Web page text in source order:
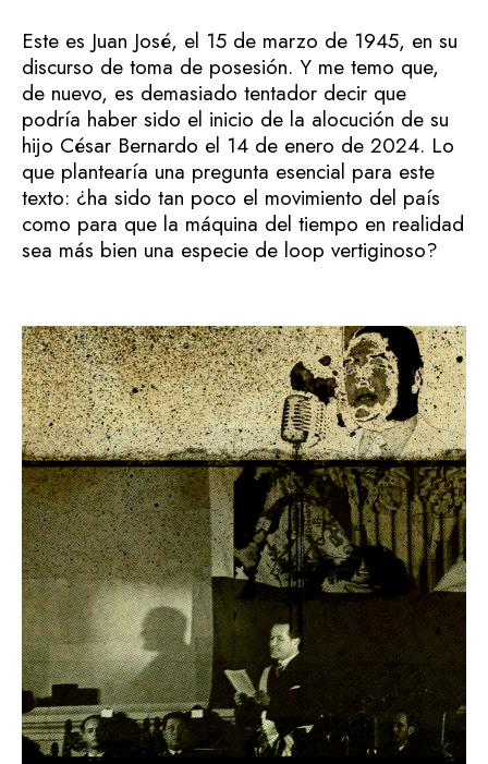
Este es Juan José, el 15 de marzo de 1945, en su
discurso de toma de posesión. Y me temo que,
de nuevo, es demasiado tentador decir que
podría haber sido el inicio de la alocución de su
hijo César Bernardo el 14 de enero de 2024. Lo
que plantearía una pregunta esencial para este
texto: ¿ha sido tan poco el movimiento del país
como para que la máquina del tiempo en realidad
sea más bien una especie de loop vertiginoso?